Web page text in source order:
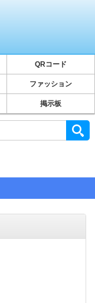
QRコード
ファッション
掲示板